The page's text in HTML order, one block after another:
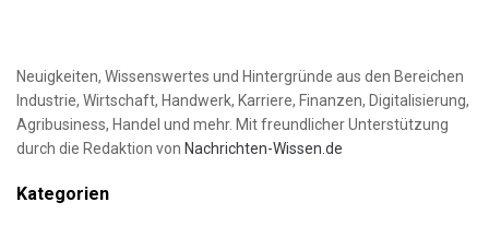
Neuigkeiten, Wissenswertes und Hintergründe aus den Bereichen
Industrie, Wirtschaft, Handwerk, Karriere, Finanzen, Digitalisierung,
Agribusiness, Handel und mehr. Mit freundlicher Unterstützung
durch die Redaktion von Nachrichten-Wissen.de
Kategorien